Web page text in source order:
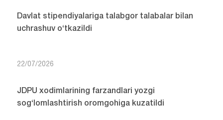
Davlat stipendiyalariga talabgor talabalar bilan
uchrashuv o‘tkazildi
22/07/2026
JDPU xodimlarining farzandlari yozgi
sog‘lomlashtirish oromgohiga kuzatildi